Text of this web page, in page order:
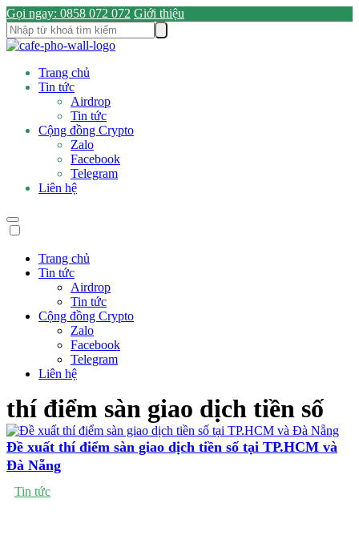
Gọi ngay: 0858 072 072 Giới thiệu
Trang chủ
Tin tức
Airdrop
Tin tức
Cộng đồng Crypto
Zalo
Facebook
Telegram
Liên hệ
Trang chủ
Tin tức
Airdrop
Tin tức
Cộng đồng Crypto
Zalo
Facebook
Telegram
Liên hệ
thí điểm sàn giao dịch tiền số
Đề xuất thí điểm sàn giao dịch tiền số tại TP.HCM và
Đà Nẵng
Tin tức